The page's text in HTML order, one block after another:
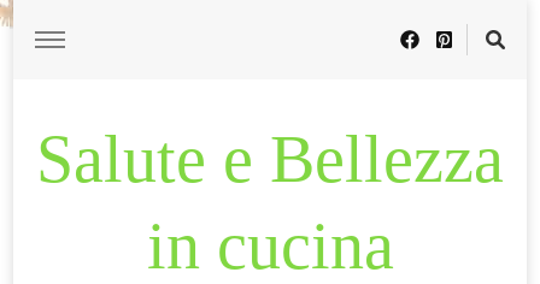
Salute e Bellezza
in cucina